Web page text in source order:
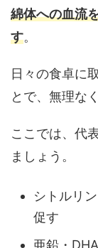
綿体への血流
す。
日々の食卓に
とで、無理な
ここでは、代
ましょう。
シトルリ
促す
亜鉛・